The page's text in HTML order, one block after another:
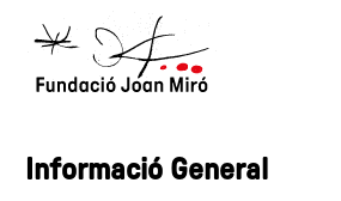
FR
DE
RU
Política de
Informació General